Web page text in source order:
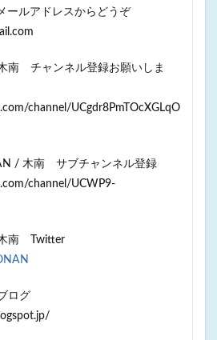
ールアドレスからどうぞ
南 チャンネル登録お願いしま
channel/UCgdr8PmTOcXGLqO
/ 木南 サブチャンネル登録
channel/UCWP9-
南 Twitter
ログ